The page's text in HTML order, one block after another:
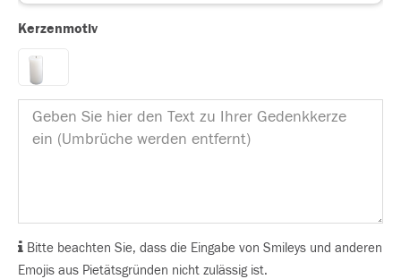
Kerzenmotiv
Bitte beachten Sie, dass die Eingabe von Smileys und anderen
Emojis aus Pietätsgründen nicht zulässig ist.